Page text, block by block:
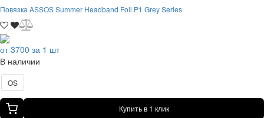
Повязка ASSOS Summer Headband Foil P1 Grey Series
от 3700 за 1 шт
В наличии
OS
Купить в 1 клик